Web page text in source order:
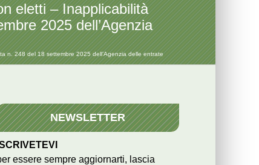
eletti – Inapplicabilità
2025 dell’Agenzia
n. 248 del 18 settembre 2025 dell’Agenzia delle entrate
NEWSLETTER
essere sempre aggiornarti, lascia